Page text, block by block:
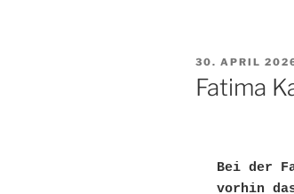
AM
30. APRIL
Fatima
Bei der
vorhin